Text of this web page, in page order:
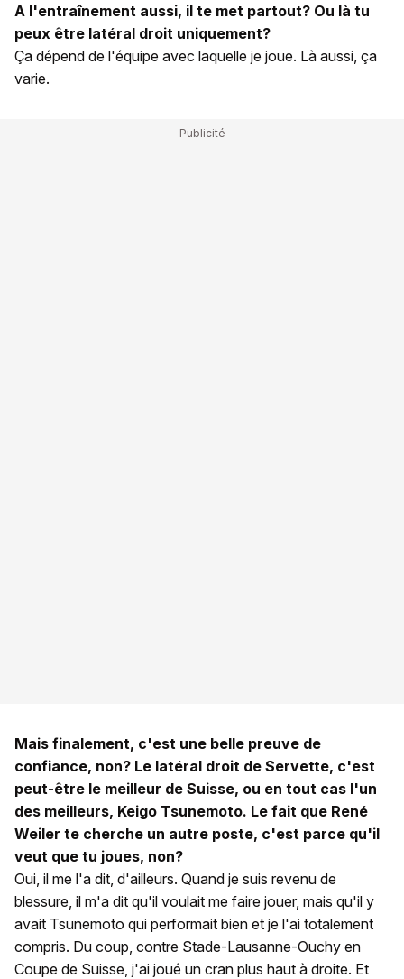
A l'entraînement aussi, il te met partout? Ou là tu
peux être latéral droit uniquement?
Ça dépend de l'équipe avec laquelle je joue. Là aussi, ça
varie.
Mais finalement, c'est une belle preuve de
confiance, non? Le latéral droit de Servette, c'est
peut-être le meilleur de Suisse, ou en tout cas l'un
des meilleurs, Keigo Tsunemoto. Le fait que René
Weiler te cherche un autre poste, c'est parce qu'il
veut que tu joues, non?
Oui, il me l'a dit, d'ailleurs. Quand je suis revenu de
blessure, il m'a dit qu'il voulait me faire jouer, mais qu'il y
avait Tsunemoto qui performait bien et je l'ai totalement
compris. Du coup, contre Stade-Lausanne-Ouchy en
Coupe de Suisse, j'ai joué un cran plus haut à droite. Et